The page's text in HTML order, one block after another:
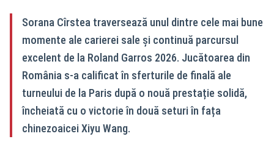
Sorana Cîrstea traversează unul dintre cele mai bune
momente ale carierei sale și continuă parcursul
excelent de la Roland Garros 2026. Jucătoarea din
România s-a calificat în sferturile de finală ale
turneului de la Paris după o nouă prestație solidă,
încheiată cu o victorie în două seturi în fața
chinezoaicei Xiyu Wang.